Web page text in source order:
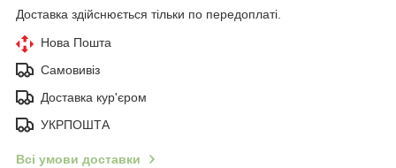
Доставка здійснюється тільки по передоплаті.
Нова Пошта
Самовивіз
Доставка кур'єром
УКРПОШТА
Всі умови доставки